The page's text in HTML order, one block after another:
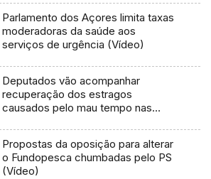
Parlamento dos Açores limita taxas
moderadoras da saúde aos
serviços de urgência (Vídeo)
Deputados vão acompanhar
recuperação dos estragos
causados pelo mau tempo nas
Propostas da oposição para alterar
o Fundopesca chumbadas pelo PS
(Vídeo)